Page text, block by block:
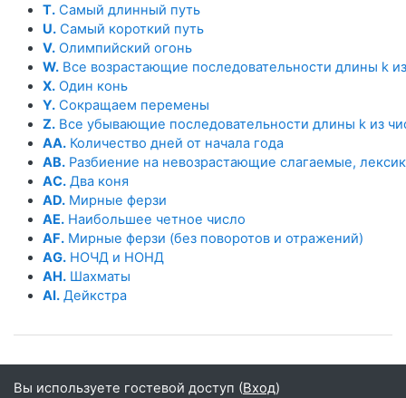
T. Самый длинный путь
U. Самый короткий путь
V. Олимпийский огонь
W. Все возрастающие последовательности длины k
X. Один конь
Y. Сокращаем перемены
Z. Все убывающие последовательности длины k из
AA. Количество дней от начала года
AB. Разбиение на невозрастающие слагаемые,
AC. Два коня
AD. Мирные ферзи
AE. Наибольшее четное число
AF. Мирные ферзи (без поворотов и отражений)
AG. НОЧД и НОНД
AH. Шахматы
AI. Дейкстра
Вы используете гостевой доступ (Вход)